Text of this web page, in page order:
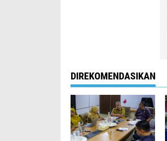
DIREKOMENDASIKAN